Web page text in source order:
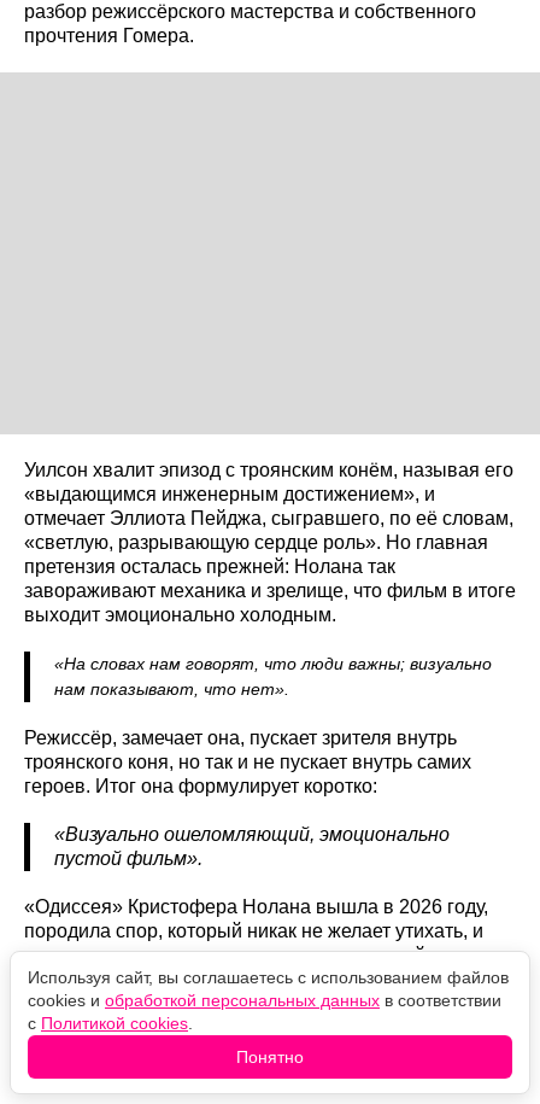
разбор режиссёрского мастерства и собственного
прочтения Гомера.
Уилсон хвалит эпизод с троянским конём, называя его
«выдающимся инженерным достижением», и
отмечает Эллиота Пейджа, сыгравшего, по её словам,
«светлую, разрывающую сердце роль». Но главная
претензия осталась прежней: Нолана так
завораживают механика и зрелище, что фильм в итоге
выходит эмоционально холодным.
«На словах нам говорят, что люди важны; визуально
нам показывают, что нет».
Режиссёр, замечает она, пускает зрителя внутрь
троянского коня, но так и не пускает внутрь самих
героев. Итог она формулирует коротко:
«Визуально ошеломляющий, эмоционально
пустой фильм».
«Одиссея» Кристофера Нолана вышла в 2026 году,
породила спор, который никак не желает утихать, и
тем не менее продолжает покорять мировой прокат.
Оцените новость
🙀
Используя сайт, вы соглашаетесь с использованием файлов
cookies и обработкой персональных данных в соответствии
с Политикой cookies
Понятно